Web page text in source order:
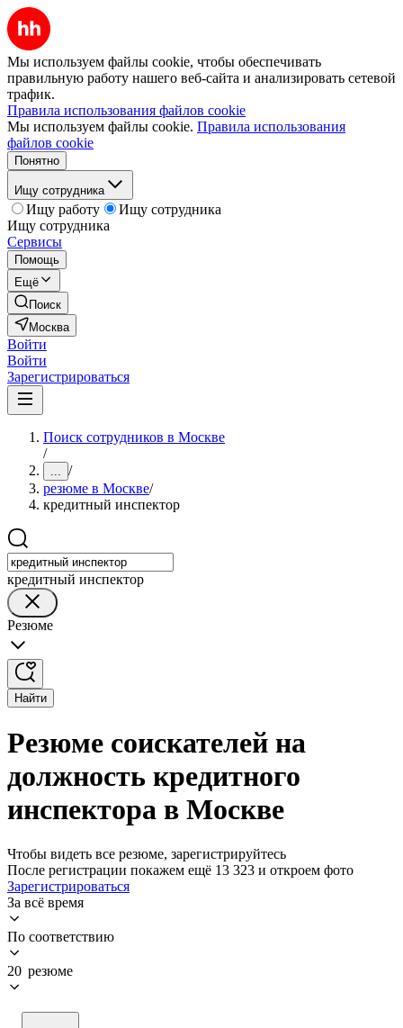
Мы используем файлы cookie, чтобы обеспечивать
правильную работу нашего веб-сайта и анализировать сетевой
трафик.
Правила использования файлов cookie
Мы используем файлы cookie. Правила использования
файлов cookie
Понятно
Ищу сотрудника
Ищу работу
Ищу сотрудника
Ищу сотрудника
Сервисы
Помощь
Ещё
Поиск
Москва
Войти
Войти
Зарегистрироваться
Поиск сотрудников в Москве
/
... /
резюме в Москве/
кредитный инспектор
кредитный инспектор
Резюме
Найти
Резюме соискателей на
должность кредитного
инспектора в Москве
Чтобы видеть все резюме, зарегистрируйтесь
После регистрации покажем ещё 13 323 и откроем фото
Зарегистрироваться
За всё время
По соответствию
20 резюме